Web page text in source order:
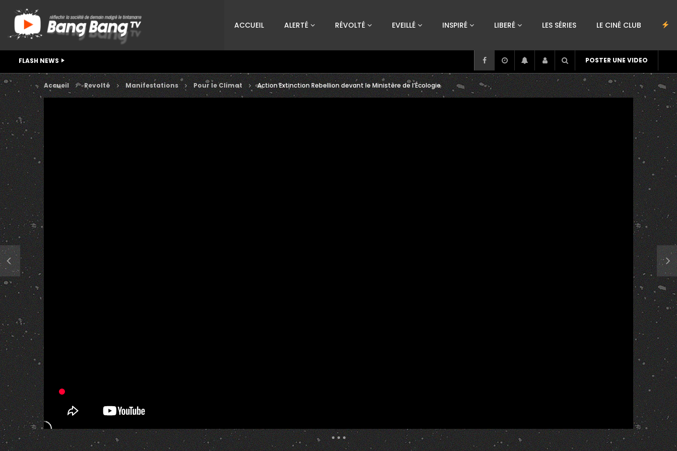
ACCUEIL ALERTÉ RÉVOLTÉ EVEILLÉ INSPIRÉ LIBERÉ LES SÉRIES LE CINÉ CLUB
FLASH NEWS POSTER UNE VIDEO
Accueil Revolté Manifestations Pour le Climat Action Extinction Rebellion devant le Ministère de l’Écologie
478 Views
Report More Videos
€